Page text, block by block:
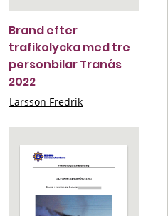
Brand efter
trafikolycka med tre
personbilar Tranås
2022
Larsson Fredrik